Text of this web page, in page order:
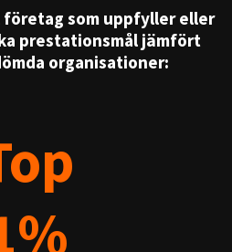
som uppfyller eller
prestationsmål jämfört
organisationer: